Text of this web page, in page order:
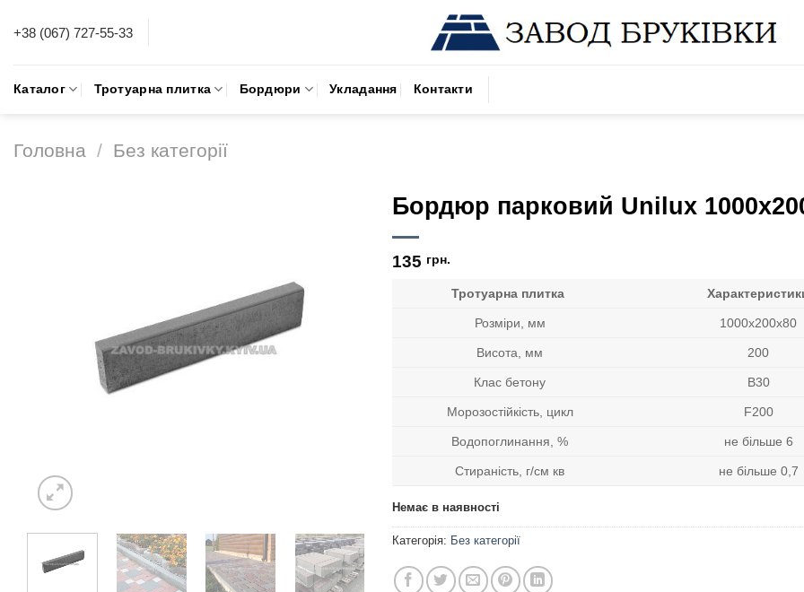
+38 (067) 727-55-33
Каталог Тротуарна плитка Бордюри Укладання Контакти
Головна / Без категорії
Бордюр парковий Unilux
135 грн.
Тротуарна плитка
Розміри, мм 1000х200х80
Висота, мм 200
Клас бетону В30
Морозостійкість, цикл F200
Водопоглинання, % не більше 6
Стираність, г/см кв не більше 0,7
Немає в наявності
Категорія: Без категорії